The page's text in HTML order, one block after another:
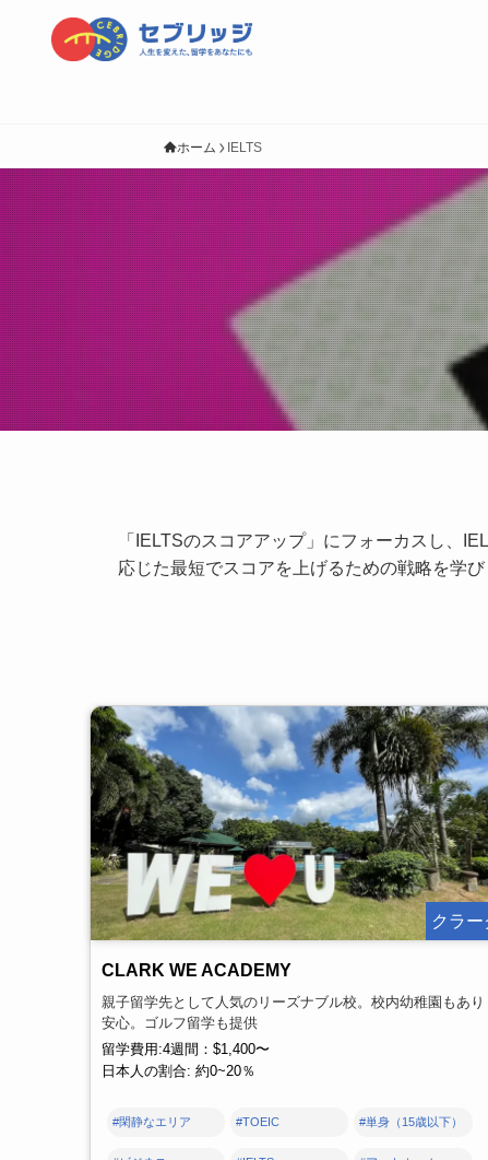
ホーム IELTS
「IELTSのスコアアップ」にフォーカスし、
応じた最短でスコアを上げるための戦略を学
クラー
CLARK WE ACADEMY
親子留学先として人気のリーズナブル校。校内幼稚園もあり
安心。ゴルフ留学も提供
留学費用:4週間：$1,400〜
日本人の割合: 約0~20％
#閑静なエリア #TOEIC #単身（15歳以下）